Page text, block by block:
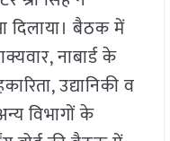
दिलाया। बैठक में
नाबार्ड के
उद्यानिकी व
विभागों के